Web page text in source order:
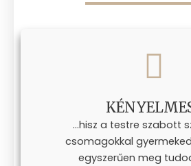
...hisz a testre szabott
csomagokkal
egyszerűen meg